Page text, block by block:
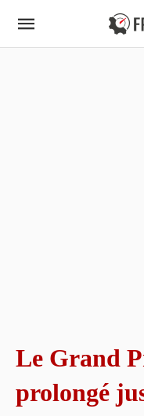
Le Grand
prolongé